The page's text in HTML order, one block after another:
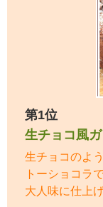
第1位
生チョコ風
生チョコのよ
トーショコラ
大人味に仕上